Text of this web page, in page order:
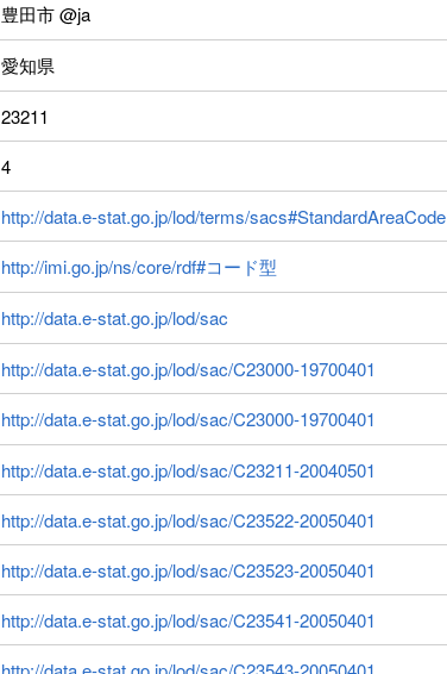
豊田市 @ja
愛知県
23211
4
http://data.e-stat.go.jp/lod/terms/sacs#StandardAreaCode
http://imi.go.jp/ns/core/rdf#コード型
http://data.e-stat.go.jp/lod/sac
http://data.e-stat.go.jp/lod/sac/C23000-19700401
http://data.e-stat.go.jp/lod/sac/C23000-19700401
http://data.e-stat.go.jp/lod/sac/C23211-20040501
http://data.e-stat.go.jp/lod/sac/C23522-20050401
http://data.e-stat.go.jp/lod/sac/C23523-20050401
http://data.e-stat.go.jp/lod/sac/C23541-20050401